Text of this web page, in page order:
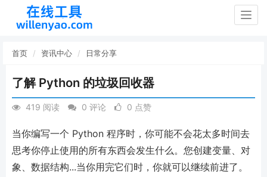
首页 资讯中心 日常分享
了解 Python 的垃圾回收器
419 阅读 0 评论 0 点赞
当你编写一个 Python 程序时，你可能不会花太多时间去
思考你停止使用的所有东西会发生什么。您创建变量、对
象、数据结构...当你用完它们时，你就可以继续前进了。